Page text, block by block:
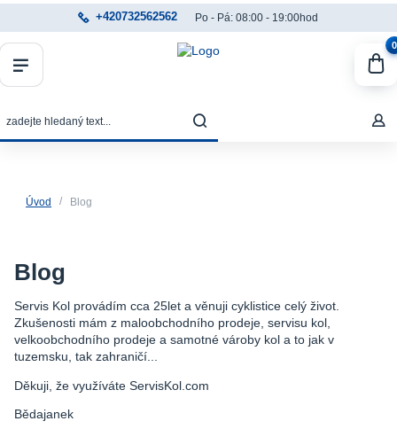
+420732562562 Po - Pá: 08:00 - 19:00hod
0
Úvod Blog
Blog
Servis Kol provádím cca 25let a věnuji cyklistice celý život.
Zkušenosti mám z maloobchodního prodeje, servisu kol,
velkoobchodního prodeje a samotné vároby kol a to jak v
tuzemsku, tak zahraničí...
Děkuji, že využíváte ServisKol.com
Bědajanek